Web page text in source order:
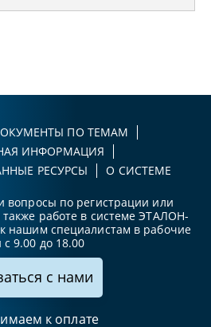
ПО ТЕМАМ
ИНФОРМАЦИЯ
РЕСУРСЫ
О СИСТЕМЕ
вопросы по регистрации или
работе в системе ЭТАЛОН-
нашим специалистам в рабочие
с 9.00 до 18.00
с нами
к оплате